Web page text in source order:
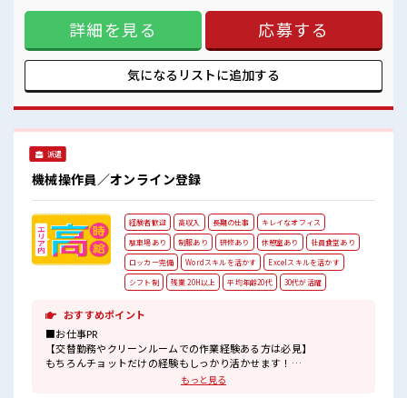
休憩所/ロッカーあり！
ム寮をご用意してます。 寮には駐車場も完備でマイカー通勤
もOK！ 現地までの移動交通費も支給！ なので遠方からお越
しの方も安心です♪ ＼おすすめポイント/ クリーンルーム内
で室内の温度・湿度もキチンと管理されており、 季節に関係
なく年間通して働きやすい環境です。 クリーンルームでの作
業や、 交替勤務の経験がある方もお待ちしております！ 丁寧
囲気 《20代～30代の男性スタッフさん多数カツヤク中》 キレ
イ&空調完備でカイテキな職場環境☆ 近くにコンビニがある
詳細を見る 応募する
気になるリストに追加する
派遣
機械操作員／オンライン登録
経験者歓迎 高収入 長期の仕事
キレイなオフィス
駐車場あり
制服あり 研修あり 休憩室あり
社員食堂あり
ロッカー完備
Wordスキルを活かす
Excelスキルを活かす
シフト制
残業 20H以上 平均年齢20代 30代が活躍
おすすめポイント
■お仕事PR
【交替勤務やクリーンルームでの作業経験ある方は必見】
もちろんチョットだけの経験もしっかり活かせます！
ブランクある方も気軽に応募OK。もっと見る